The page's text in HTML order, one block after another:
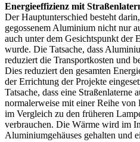
Energieeffizienz mit
Der Hauptunterschied besteht
gegossenem Aluminium nicht nur
auch unter dem Gesichtspunkt der
wurde. Die Tatsache, dass
reduziert die Transportkosten und
Dies reduziert den gesamten
der Errichtung der Projekte
Tatsache, dass eine Straßenlaterne
normalerweise mit einer Reihe
im Vergleich zu den früheren
verbrauchen. Die Wärme wird im
Aluminiumgehäuses gehalten und